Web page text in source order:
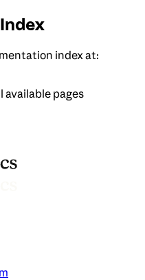
index at:
available pages